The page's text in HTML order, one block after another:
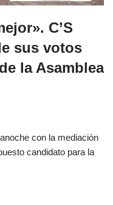
C’S
sus votos
la Asamblea
con la mediación
candidato para la